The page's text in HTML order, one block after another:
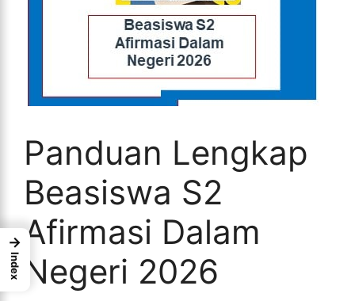
Panduan Lengkap
Beasiswa S2
Afirmasi Dalam
Negeri 2026
→
Index